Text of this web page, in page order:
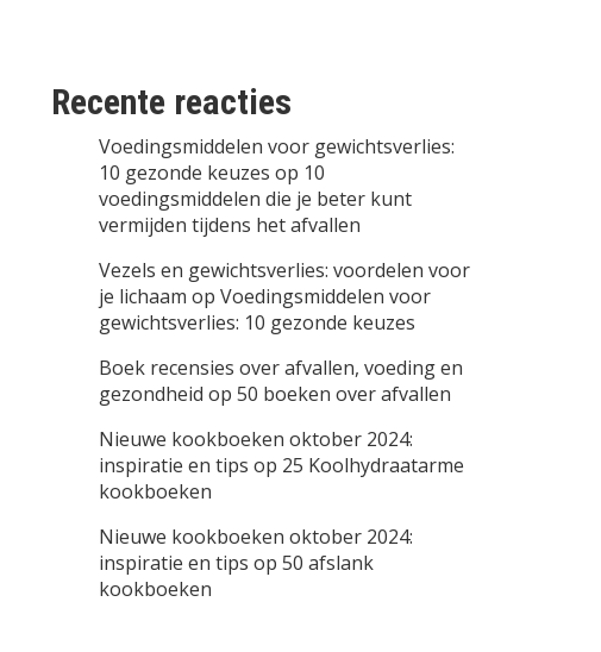
Recente reacties
Voedingsmiddelen voor gewichtsverlies:
10 gezonde keuzes op 10
voedingsmiddelen die je beter kunt
vermijden tijdens het afvallen
Vezels en gewichtsverlies: voordelen voor
je lichaam op Voedingsmiddelen voor
gewichtsverlies: 10 gezonde keuzes
Boek recensies over afvallen, voeding en
gezondheid op 50 boeken over afvallen
Nieuwe kookboeken oktober 2024:
inspiratie en tips op 25 Koolhydraatarme
kookboeken
Nieuwe kookboeken oktober 2024:
inspiratie en tips op 50 afslank
kookboeken